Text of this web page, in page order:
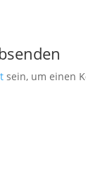
sein, um einen